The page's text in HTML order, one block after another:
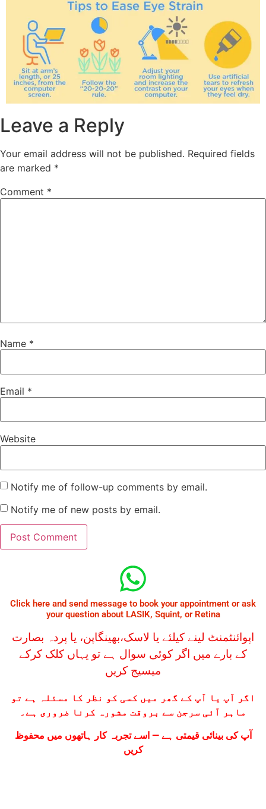
Leave a Reply
Your email address will not be published. Required fields
are marked *
Comment *
Name *
Email *
Website
Notify me of follow-up comments by email.
Notify me of new posts by email.
Click here and send message to book your appointment or ask
your question about LASIK, Squint, or Retina
اپوائنٹمنٹ لینے کیلئے یا لاسک،بھینگاپن، یا پردہ بصارت
کے بارے میں اگر کوئی سوال ہے تو یہاں کلک کرکے
میسیج کریں
اگر آپ یا آپ کے گھر میں کسی کو نظر کا مسئلہ ہے تو
ماہر آئی سرجن سے بروقت مشورہ کرنا ضروری ہے۔
آپ کی بینائی قیمتی ہے — اسے تجربہ کار ہاتھوں میں محفوظ
کریں